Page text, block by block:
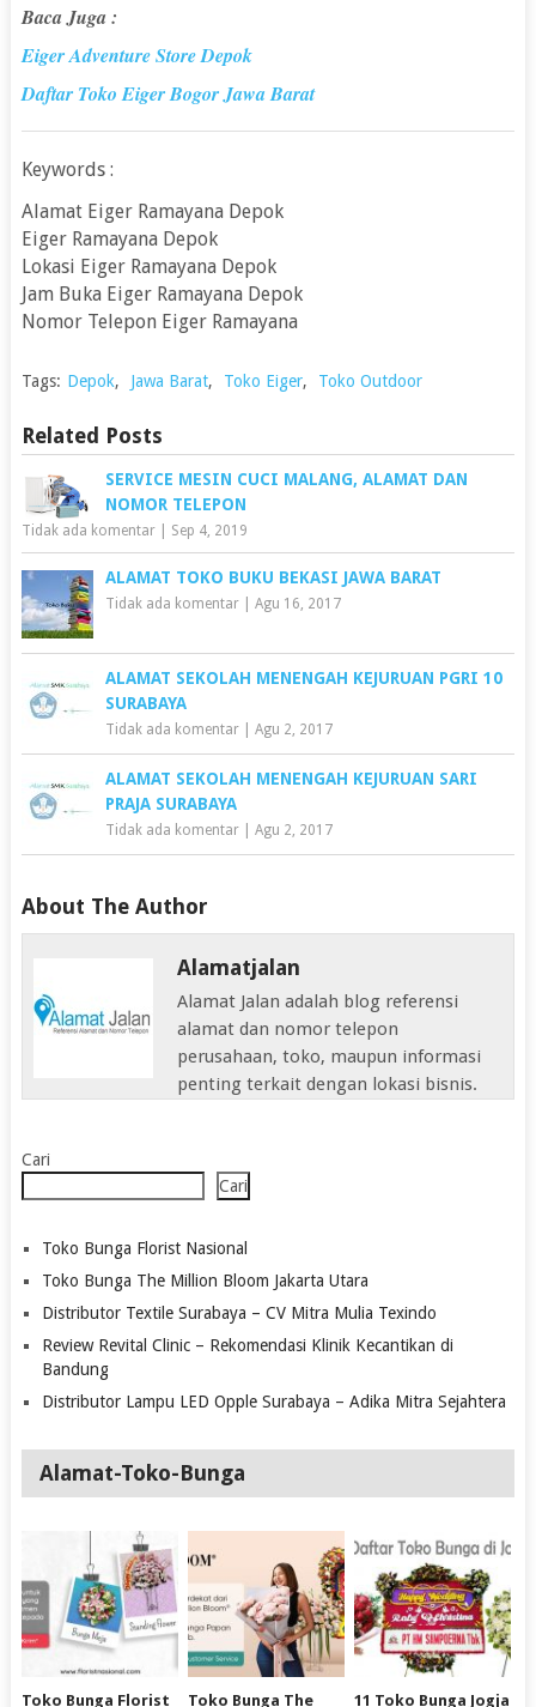
Baca Juga :
Eiger Adventure Store Depok
Daftar Toko Eiger Bogor Jawa Barat
Keywords :
Alamat Eiger Ramayana Depok
Eiger Ramayana Depok
Lokasi Eiger Ramayana Depok
Jam Buka Eiger Ramayana Depok
Nomor Telepon Eiger Ramayana
Tags: Depok, Jawa Barat, Toko Eiger, Toko Outdoor
Related Posts
SERVICE MESIN CUCI MALANG, ALAMAT DAN
NOMOR TELEPON
Tidak ada komentar| Sep 4, 2019
ALAMAT TOKO BUKU BEKASI JAWA BARAT
Tidak ada komentar| Agu 16, 2017
ALAMAT SEKOLAH MENENGAH KEJURUAN PGRI 10
SURABAYA
Tidak ada komentar| Agu 2, 2017
ALAMAT SEKOLAH MENENGAH KEJURUAN SARI
PRAJA SURABAYA
Tidak ada komentar| Agu 2, 2017
About The Author
Alamatjalan
Alamat Jalan adalah blog referensi
alamat dan nomor telepon
perusahaan, toko, maupun informasi
penting terkait dengan lokasi bisnis.
Cari
Cari
Toko Bunga Florist Nasional
Toko Bunga The Million Bloom Jakarta Utara
Distributor Textile Surabaya – CV Mitra Mulia Texindo
Review Revital Clinic – Rekomendasi Klinik Kecantikan di
Bandung
Distributor Lampu LED Opple Surabaya – Adika Mitra Sejahtera
Alamat-Toko-Bunga
Toko Bunga Florist Toko Bunga The 11 Toko Bunga Jogja